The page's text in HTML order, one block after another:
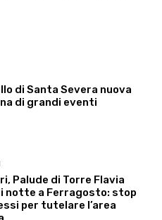
di Santa Severa nuova
di grandi eventi
Palude di Torre Flavia
notte a Ferragosto: stop
per tutelare l’area